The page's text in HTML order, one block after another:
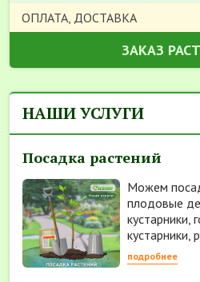
ОПЛАТА, ДОСТАВКА
ЗАКАЗ
НАШИ УСЛУГИ
Посадка растений
Можем
плодовые
кустарники,
кустарники,
подробнее